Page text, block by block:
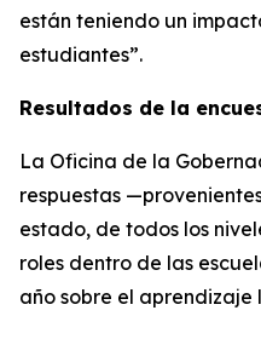
están teniendo un
estudiantes”.
Resultados de la
La Oficina de la
respuestas
estado, de todos los
roles dentro de las
año sobre el aprendizaje